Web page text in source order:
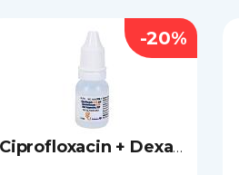
Ciprofloxacin + Dexamethasone
-20%